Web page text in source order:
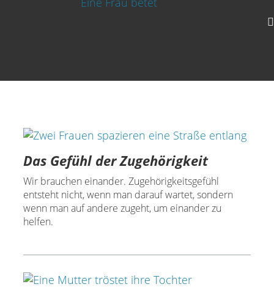
Das Gefühl der Zugehörigkeit
Wir brauchen einander. Zugehörigkeitsgefühl
entsteht nicht, wenn man darauf wartet, sondern
wenn man auf andere zugeht, um einander zu
helfen.